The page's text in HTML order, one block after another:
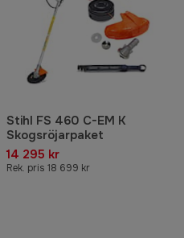
Stihl FS 460 C-EM K
Skogsröjarpaket
14 295 kr
Rek. pris 18 699 kr